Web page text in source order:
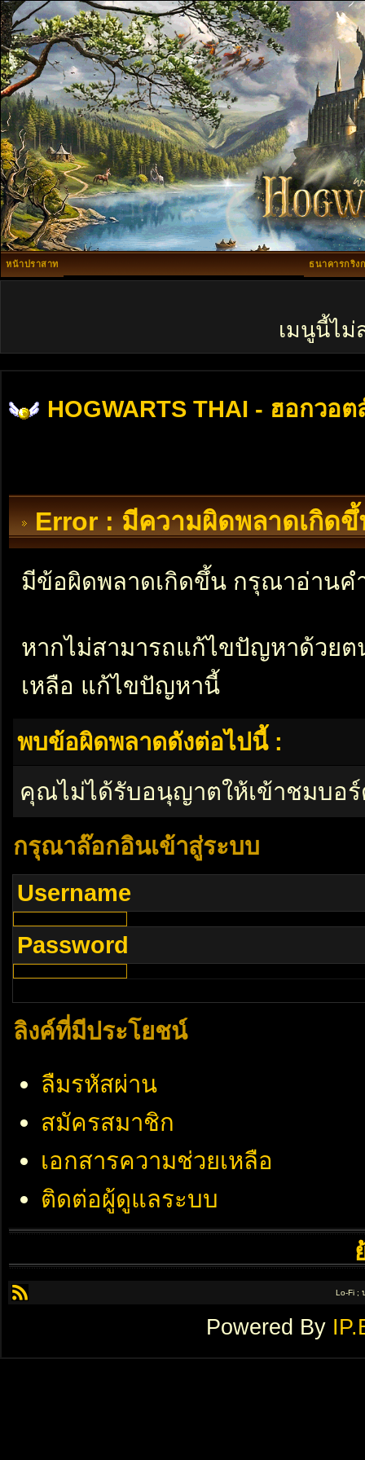
หน้าปราสาท ธนาคารกริง
เมนูนี้ไม่
HOGWARTS THAI - ฮอกวอต
Error : มีความผิดพลาดเกิดขึ้
มีข้อผิดพลาดเกิดขึ้น กรุณาอ่านค
หากไม่สามารถแก้ไขปัญหาด้วย
เหลือ แก้ไขปัญหานี้
พบข้อผิดพลาดดังต่อไปนี้ :
คุณไม่ได้รับอนุญาตให้เข้าชมบอ
กรุณาล๊อกอินเข้าสู่ระบบ
Username
Password
ลิงค์ที่มีประโยชน์
ลืมรหัสผ่าน
สมัครสมาชิก
เอกสารความช่วยเหลือ
ติดต่อผู้ดูแลระบบ
Lo-Fi ;
Powered By